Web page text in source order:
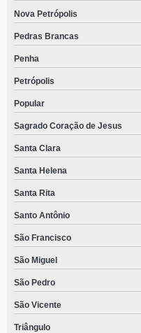
Nova Petrópolis
Pedras Brancas
Penha
Petrópolis
Popular
Sagrado Coração de Jesus
Santa Clara
Santa Helena
Santa Rita
Santo Antônio
São Francisco
São Miguel
São Pedro
São Vicente
Triângulo